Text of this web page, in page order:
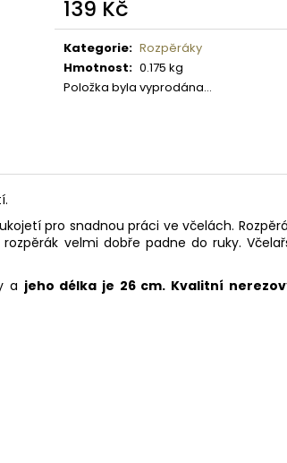
139 Kč
Měrná
cena:
Kategorie: Rozpěráky
Hmotnost: 0.175 kg
Položka byla vyprodána…
pro snadnou práci ve včelách.
velmi dobře padne do ruky.
a jeho délka je 26 cm. Kvalitní
MUNICE – PISTOLE KAL. .9 MM